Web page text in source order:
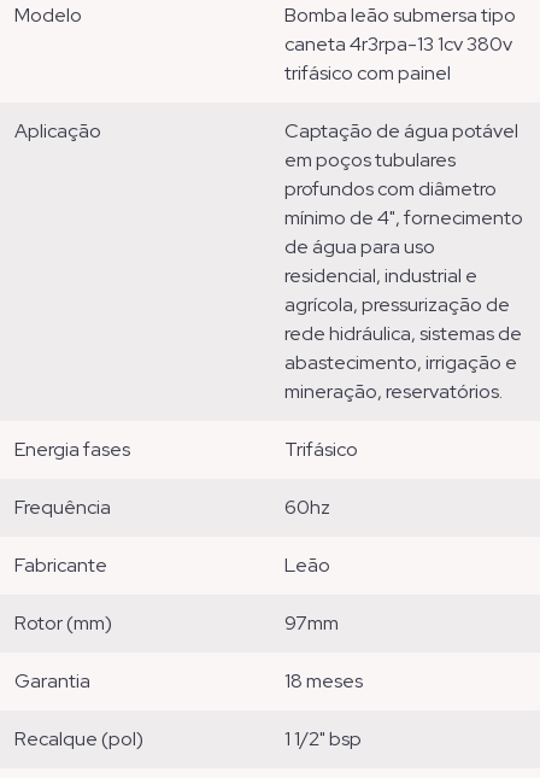
modelo
bomba leão submersa tipo
caneta 4r3rpa-13 1cv 380v
trifásico com painel
aplicação
captação de água potável
em poços tubulares
profundos com diâmetro
mínimo de 4", fornecimento
de água para uso
residencial, industrial e
agrícola, pressurização de
rede hidráulica, sistemas de
abastecimento, irrigação e
mineração, reservatórios.
energia fases trifásico
frequência 60hz
fabricante leão
rotor (mm) 97mm
garantia 18 meses
recalque (pol) 1 1/2" bsp